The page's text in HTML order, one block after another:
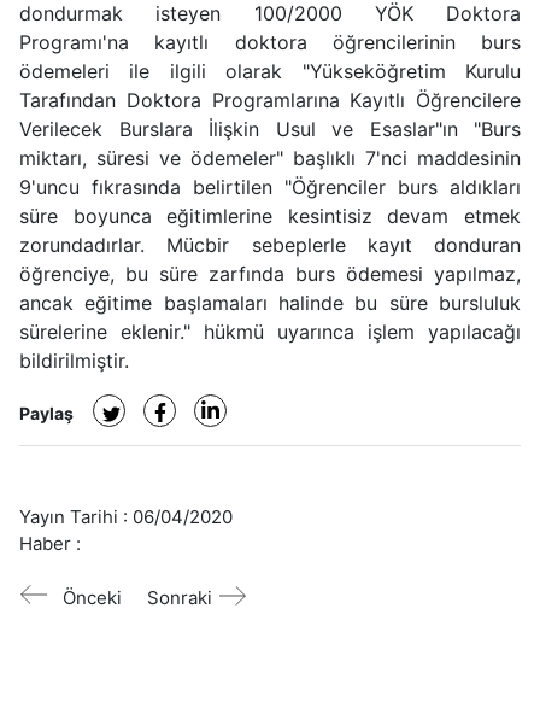
dondurmak isteyen 100/2000 YÖK Doktora
Programı'na kayıtlı doktora öğrencilerinin burs
ödemeleri ile ilgili olarak "Yükseköğretim Kurulu
Tarafından Doktora Programlarına Kayıtlı Öğrencilere
Verilecek Burslara İlişkin Usul ve Esaslar"ın "Burs
miktarı, süresi ve ödemeler" başlıklı 7'nci maddesinin
9'uncu fıkrasında belirtilen "Öğrenciler burs aldıkları
süre boyunca eğitimlerine kesintisiz devam etmek
zorundadırlar. Mücbir sebeplerle kayıt donduran
öğrenciye, bu süre zarfında burs ödemesi yapılmaz,
ancak eğitime başlamaları halinde bu süre bursluluk
sürelerine eklenir." hükmü uyarınca işlem yapılacağı
bildirilmiştir.
Paylaş
Yayın Tarihi : 06/04/2020
Haber :
Önceki Sonraki